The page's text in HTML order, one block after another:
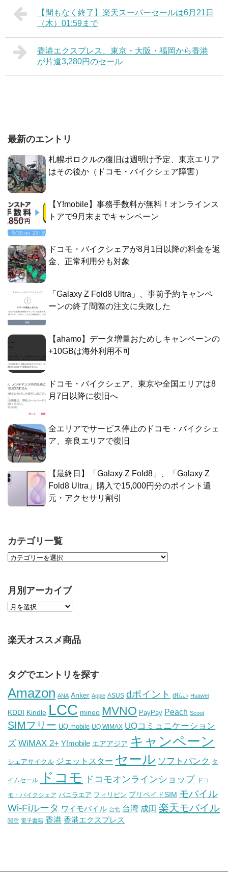
【間もなく終了】楽天スーパーセールは6月21日
（木）01:59まで
香港エクスプレス、東京・大阪・福岡から香港
が片道3,280円のセール
最新のエントリ
札幌ポロクルの復旧は週明け予定、東京エリア
はその後か（ドコモ・バイクシェア障害）
【Y!mobile】事務手数料が無料！オンラインス
トアで9月末までキャンペーン
ドコモ・バイクシェアが8月1日以降の料金を返
金、正常利用分も対象
「Galaxy Z Fold8 Ultra」、事前予約キャンペ
ーンの終了間際の注文に失敗した
【ahamo】データ増量おためしキャンペーンの
+10GBは海外利用不可
ドコモ・バイクシェア、東京や全国エリアは8
月7日以降に復旧へ
全エリアでサービス停止のドコモ・バイクシェ
ア、奈良エリアで復旧
【最終日】「Galaxy Z Fold8」、「Galaxy Z
Fold8 Ultra」購入で15,000円分のポイント還
元・アクセサリ割引
カテゴリ一覧
月別アーカイブ
楽天オススメ商品
タグでエントリを探す
Amazon ANA Anker Apple ASUS dポイント d払い Huawei
KDDI Kindle LCC mineo MVNO PayPay Peach Scoot
SIMフリー UQ mobile UQ WiMAX UQコミュニケーション
ズ WiMAX 2+ Y!mobile エアアジア キャンペーン
シェアサイクル ジェットスター セール ソフトバンク タ
イムセール ドコモ ドコモオンラインショップ ドコ
モ・バイクシェア バニラエア フィリピン プリペイドSIM モバイル
Wi-Fiルータ ワイモバイル 台北 台湾 成田 楽天モバイル
関空 電子書籍 香港 香港エクスプレス